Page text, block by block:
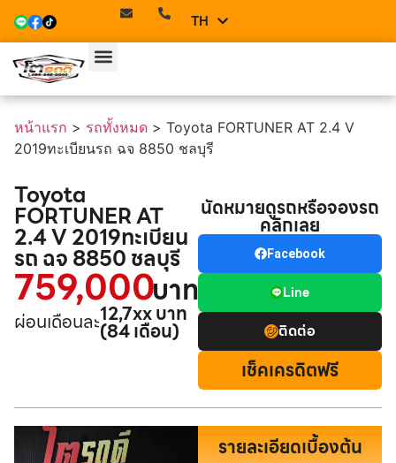
TH
EN
หน้าแรก > รถทั้งหมด > Toyota FORTUNER AT 2.4 V
2019ทะเบียนรถ ฉจ 8850 ชลบุรี
Toyota
FORTUNER AT
2.4 V 2019ทะเบียน
รถ ฉจ 8850 ชลบุรี
759,000บาท
ผ่อนเดือนละ12,7xx บาท
(84 เดือน)
นัดหมายดูรถหรือจองรถ
คลิกเลย
Facebook
Line
ติดต่อ
เช็คเครดิตฟรี
รายละเอียดเบื้องต้น